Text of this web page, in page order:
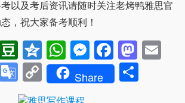
以及考后资讯请随时关注老烤鸭雅思官
，祝大家备考顺利！
SinaDouban
QzoneWhatsApp
Messenger
Telegram
Google
Translate
Copy
Link
Share